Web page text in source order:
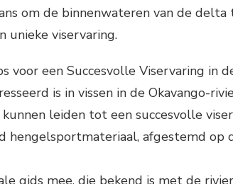
om de binnenwateren van de
unieke viservaring.
voor een Succesvolle Viservaring in
is in vissen in de Okavango-
leiden tot een succesvolle
hengelsportmateriaal, afgestemd op
gids mee, die bekend is met de